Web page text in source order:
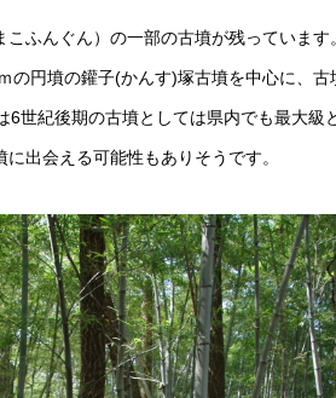
ふんぐん）の一部の古墳が残っていま
の円墳の鑵子(かんす)塚古墳を中心に、
世紀後期の古墳としては県内でも最大級
出会える可能性もありそうです。